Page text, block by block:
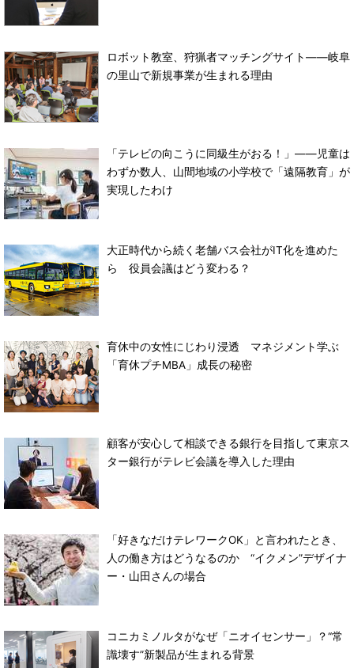
ロボット教室、狩猟者マッチングサイト――岐阜
の里山で新規事業が生まれる理由
「テレビの向こうに同級生がおる！」――児童は
わずか数人、山間地域の小学校で「遠隔教育」が
実現したわけ
大正時代から続く老舗バス会社がIT化を進めた
ら 役員会議はどう変わる？
育休中の女性にじわり浸透 マネジメント学ぶ
「育休プチMBA」成長の秘密
顧客が安心して相談できる銀行を目指して東京ス
ター銀行がテレビ会議を導入した理由
「好きなだけテレワークOK」と言われたとき、
人の働き方はどうなるのか “イクメン”デザイナ
ー・山田さんの場合
コニカミノルタがなぜ「ニオイセンサー」？“常
識壊す”新製品が生まれる背景